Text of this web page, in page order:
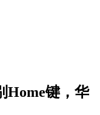
Home键，华